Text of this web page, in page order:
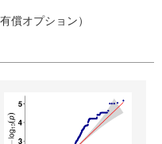
償オプション）